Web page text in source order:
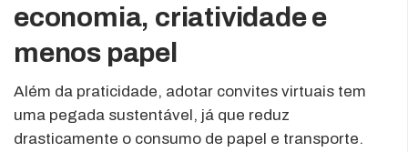
economia, criatividade e
menos papel
Além da praticidade, adotar convites virtuais tem
uma pegada sustentável, já que reduz
drasticamente o consumo de papel e transporte.